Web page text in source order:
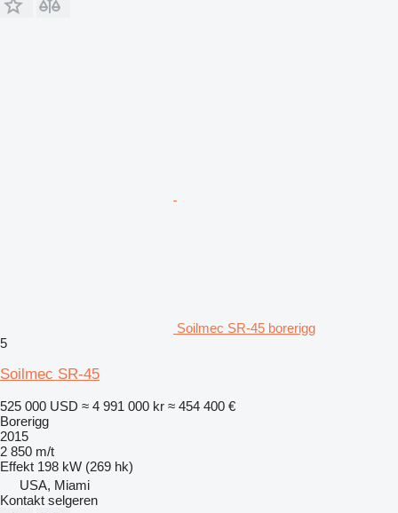
Soilmec SR-45 borerigg
5
Soilmec SR-45
525 000 USD ≈ 4 991 000 kr ≈ 454 400 €
Borerigg
2015
2 850 m/t
Effekt 198 kW (269 hk)
USA, Miami
Kontakt selgeren